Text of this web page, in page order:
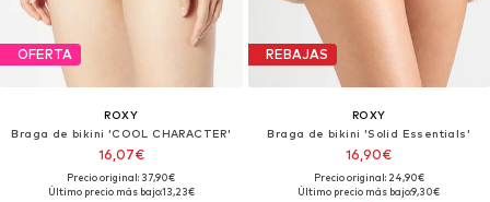
OFERTA
ROXY
Braga de bikini 'COOL CHARACTER'
16,07€
Precio original: 37,90€
Último precio más bajo:13,23€
REBAJAS
ROXY
Braga de bikini 'Solid Essentials'
16,90€
Precio original: 24,90€
Último precio más bajo:9,30€